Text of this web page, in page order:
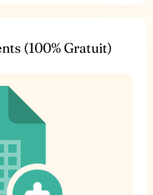
(100% Gratuit)